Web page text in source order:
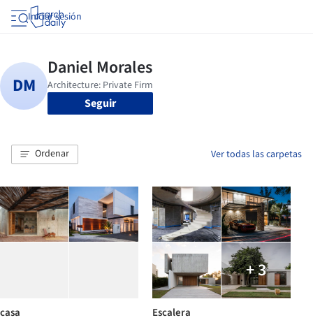
Iniciar sesión
Seguir
Ordenar Ver todas las carpetas
casa
+ 3
Escalera